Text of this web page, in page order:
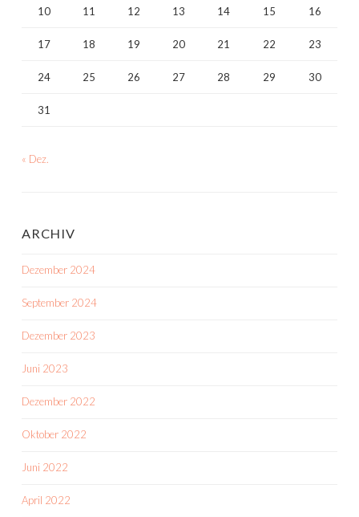
10 11 12 13 14 15 16
17 18 19 20 21 22 23
24 25 26 27 28 29 30
31
« Dez.
ARCHIV
Dezember 2024
September 2024
Dezember 2023
Juni 2023
Dezember 2022
Oktober 2022
Juni 2022
April 2022